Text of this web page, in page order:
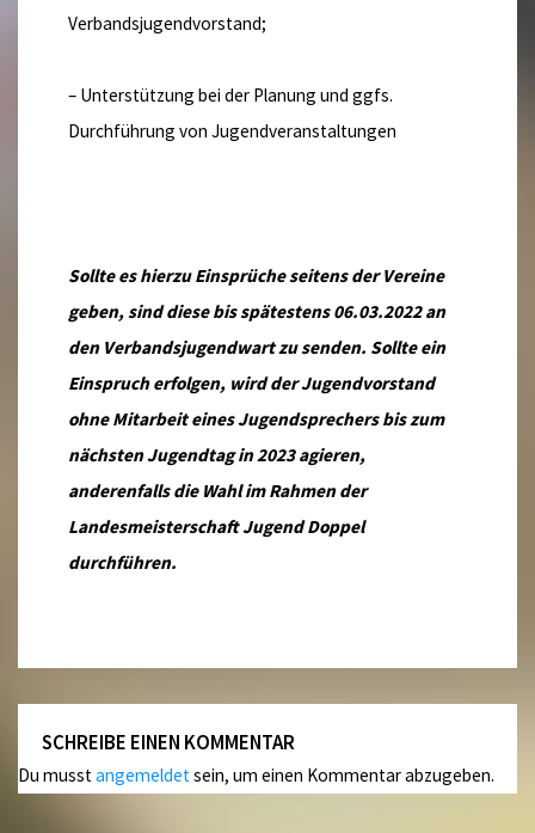
Verbandsjugendvorstand;
– Unterstützung bei der Planung und ggfs.
Durchführung von Jugendveranstaltungen
Sollte es hierzu Einsprüche seitens der Vereine
geben, sind diese bis spätestens 06.03.2022 an
den Verbandsjugendwart zu senden. Sollte ein
Einspruch erfolgen, wird der Jugendvorstand
ohne Mitarbeit eines Jugendsprechers bis zum
nächsten Jugendtag in 2023 agieren,
anderenfalls die Wahl im Rahmen der
Landesmeisterschaft Jugend Doppel
durchführen.
SCHREIBE EINEN KOMMENTAR
Du musstangemeldetsein, um einen Kommentar abzugeben.